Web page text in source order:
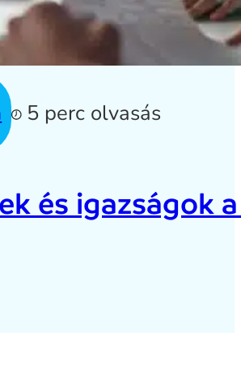
5 perc olvasás
és igazságok